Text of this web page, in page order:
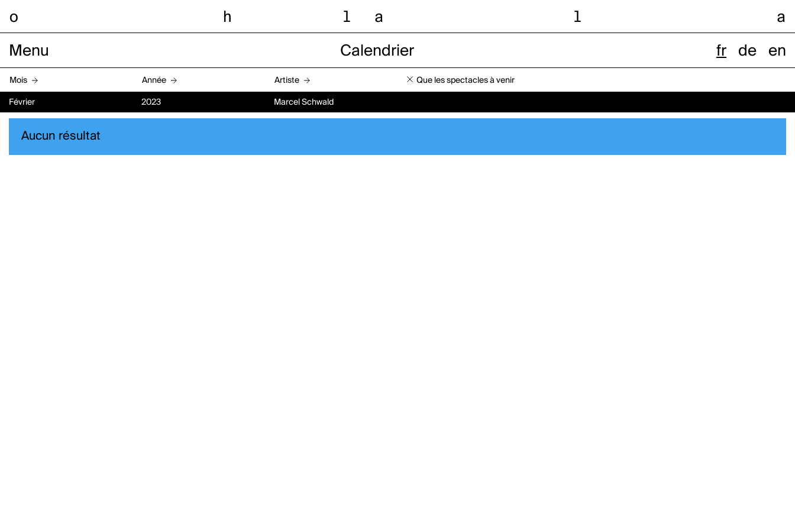
o h l a l a
Menu Calendrier fr de en
Mois Année Artiste Que les spectacles à venir
Février 2023 Marcel Schwald
Aucun résultat